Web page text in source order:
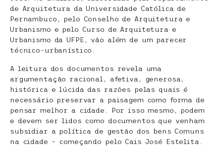
de Arquitetura da Universidade Católica de
Pernambuco, pelo Conselho de Arquitetura e
Urbanismo e pelo Curso de Arquitetura e
Urbanismo da UFPE, vão além de um parecer
técnico-urbanístico.
A leitura dos documentos revela uma
argumentação racional, afetiva, generosa,
histórica e lúcida das razões pelas quais é
necessário preservar a paisagem como forma de
pensar melhor a cidade. Por isso mesmo, podem
e devem ser lidos como documentos que venham
subsidiar a política de gestão dos bens Comuns
na cidade – começando pelo Cais José Estelita.